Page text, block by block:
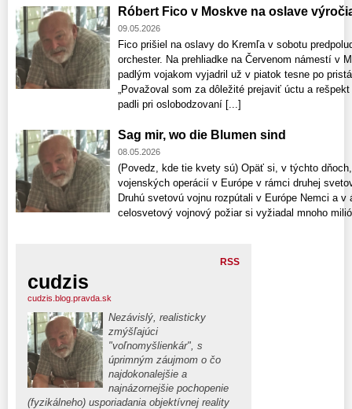
Róbert Fico v Moskve na oslave
09.05.2026
Fico prišiel na oslavy do Kremľa v sobotu
orchester. Na prehliadke na Červenom námestí v
padlým vojakom vyjadril už v piatok tesne po
„Považoval som za dôležité prejaviť úctu a
padli pri oslobodzovaní [...]
Sag mir, wo die Blumen sind
08.05.2026
(Povedz, kde tie kvety sú) Opäť si, v týchto
vojenských operácií v Európe v rámci druhej
Druhú svetovú vojnu rozpútali v Európe Nemci a
celosvetový vojnový požiar si vyžiadal mnoho
RSS
cudzis
cudzis.blog.pravda.sk
Nezávislý, realisticky
zmýšľajúci
"voľnomyšlienkár", s
úprimným záujmom o čo
najdokonalejšie a
najnázornejšie pochopenie
(fyzikálneho) usporiadania objektívnej reality